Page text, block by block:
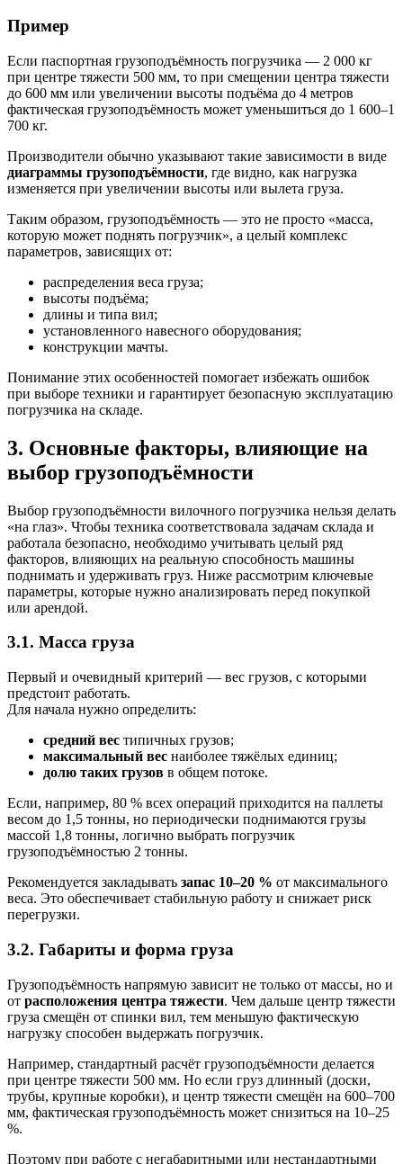
Пример
Если паспортная грузоподъёмность погрузчика — 2 000 кг
при центре тяжести 500 мм, то при смещении центра тяжести
до 600 мм или увеличении высоты подъёма до 4 метров
фактическая грузоподъёмность может уменьшиться до 1 600–1
700 кг.
Производители обычно указывают такие зависимости в виде
диаграммы грузоподъёмности, где видно, как нагрузка
изменяется при увеличении высоты или вылета груза.
Таким образом, грузоподъёмность — это не просто «масса,
которую может поднять погрузчик», а целый комплекс
параметров, зависящих от:
распределения веса груза;
высоты подъёма;
длины и типа вил;
установленного навесного оборудования;
конструкции мачты.
Понимание этих особенностей помогает избежать ошибок
при выборе техники и гарантирует безопасную эксплуатацию
погрузчика на складе.
3. Основные факторы, влияющие на
выбор грузоподъёмности
Выбор грузоподъёмности вилочного погрузчика нельзя делать
«на глаз». Чтобы техника соответствовала задачам склада и
работала безопасно, необходимо учитывать целый ряд
факторов, влияющих на реальную способность машины
поднимать и удерживать груз. Ниже рассмотрим ключевые
параметры, которые нужно анализировать перед покупкой
или арендой.
3.1. Масса груза
Первый и очевидный критерий — вес грузов, с которыми
предстоит работать.
Для начала нужно определить:
средний вес типичных грузов;
максимальный вес наиболее тяжёлых единиц;
долю таких грузов в общем потоке.
Если, например, 80 % всех операций приходится на паллеты
весом до 1,5 тонны, но периодически поднимаются грузы
массой 1,8 тонны, логично выбрать погрузчик
грузоподъёмностью 2 тонны.
Рекомендуется закладывать запас 10–20 % от максимального
веса. Это обеспечивает стабильную работу и снижает риск
перегрузки.
3.2. Габариты и форма груза
Грузоподъёмность напрямую зависит не только от массы, но и
от расположения центра тяжести. Чем дальше центр тяжести
груза смещён от спинки вил, тем меньшую фактическую
нагрузку способен выдержать погрузчик.
Например, стандартный расчёт грузоподъёмности делается
при центре тяжести 500 мм. Но если груз длинный (доски,
трубы, крупные коробки), и центр тяжести смещён на 600–700
мм, фактическая грузоподъёмность может снизиться на 10–25
%.
Поэтому при работе с негабаритными или нестандартными